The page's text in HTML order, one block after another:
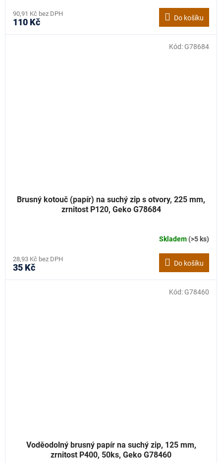
90,91 Kč bez DPH
110 Kč Do košíku
Brusný kotouč (papír) na suchý zip s otvory, 225 mm,
zrnitost P120, Geko G78684
Skladem(>5 ks)
28,93 Kč bez DPH
35 Kč Do košíku
Kód: G78684
Voděodolný brusný papír na suchý zip, 125 mm,
zrnitost P400, 50ks, Geko G78460
Kód: G78460